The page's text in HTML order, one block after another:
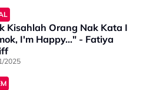
Kisahlah Orang Nak Kata I
I'm Happy..." - Fatiya
2025